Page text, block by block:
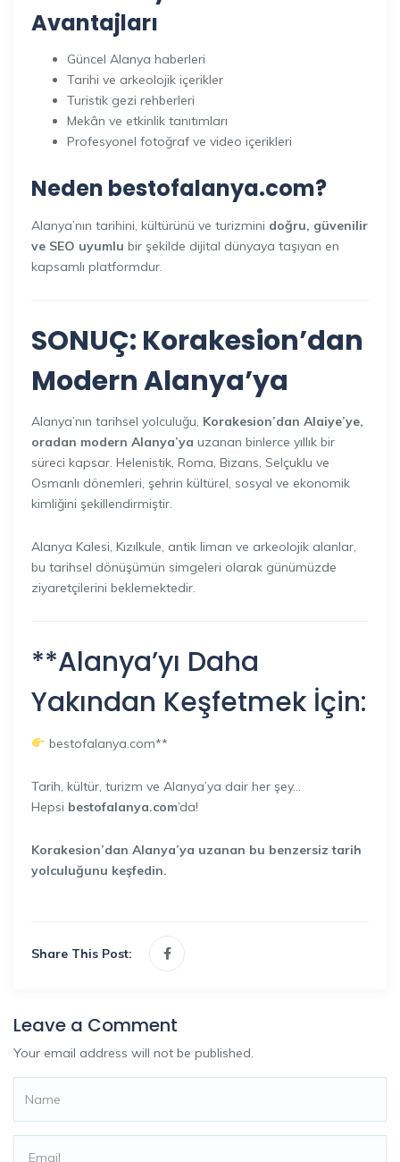
Avantajları
Güncel Alanya haberleri
Tarihi ve arkeolojik içerikler
Turistik gezi rehberleri
Mekân ve etkinlik tanıtımları
Profesyonel fotoğraf ve video içerikleri
Neden bestofalanya.com?
Alanya’nın tarihini, kültürünü ve turizmini doğru, güvenilir
ve SEO uyumlu bir şekilde dijital dünyaya taşıyan en
kapsamlı platformdur.
SONUÇ: Korakesion’dan
Modern Alanya’ya
Alanya’nın tarihsel yolculuğu, Korakesion’dan Alaiye’ye,
oradan modern Alanya’ya uzanan binlerce yıllık bir
süreci kapsar. Helenistik, Roma, Bizans, Selçuklu ve
Osmanlı dönemleri, şehrin kültürel, sosyal ve ekonomik
kimliğini şekillendirmiştir.
Alanya Kalesi, Kızılkule, antik liman ve arkeolojik alanlar,
bu tarihsel dönüşümün simgeleri olarak günümüzde
ziyaretçilerini beklemektedir.
**Alanya’yı Daha
Yakından Keşfetmek İçin:
bestofalanya.com**
Tarih, kültür, turizm ve Alanya’ya dair her şey…
Hepsi bestofalanya.com’da!
Korakesion’dan Alanya’ya uzanan bu benzersiz tarih
yolculuğunu keşfedin.
Share This Post:
Leave a Comment
Your email address will not be published.